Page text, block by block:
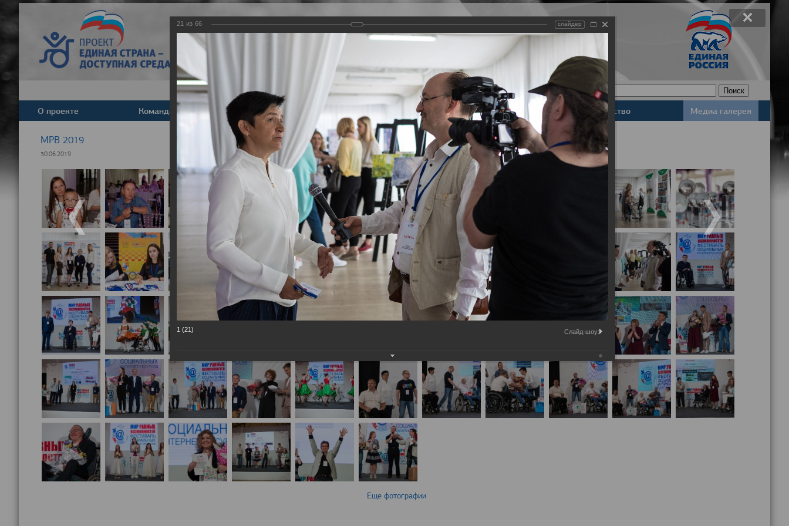
Задать вопрос
Версия для слабовидящих
О проекте Команда Новости Деятельность Базы данных Законодательство Медиа галерея
МРВ 2019
30.06.2019
Еще фотографии
21 из 66 слайдер
1 (21) Слайд-шоу: